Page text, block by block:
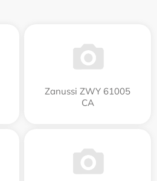
Zanussi ZWY 61005
CA